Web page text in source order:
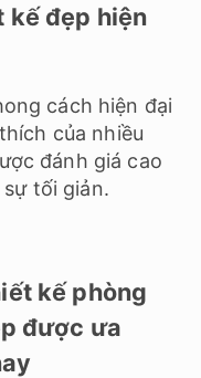
kế đẹp hiện
cách hiện đại
của nhiều
đánh giá cao
tối giản.
kế phòng
được ưa